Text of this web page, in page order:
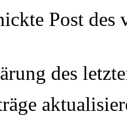
Post des
des